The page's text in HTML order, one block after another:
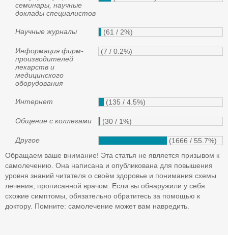
семинары, научные
доклады специалистов
Научные журналы (61 / 2%)
Информация фирм-
производителей
лекарств и
медицинского
оборудования
(7 / 0.2%)
Интернет (135 / 4.5%)
Общение с коллегами (30 / 1%)
Другое
(1666 / 55.7%)
Обращаем ваше внимание! Эта статья не является призывом к
самолечению. Она написана и опубликована для повышения
уровня знаний читателя о своём здоровье и понимания схемы
лечения, прописанной врачом. Если вы обнаружили у себя
схожие симптомы, обязательно обратитесь за помощью к
доктору. Помните: самолечение может вам навредить.